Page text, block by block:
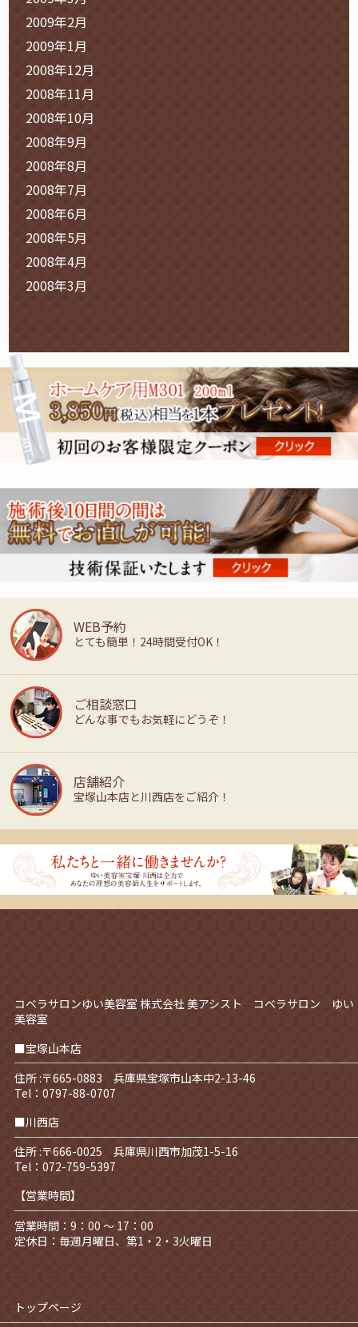
2009年2月
2009年1月
2008年12月
2008年11月
2008年10月
2008年9月
2008年8月
2008年7月
2008年6月
2008年5月
2008年4月
2008年3月
WEB予約
とても簡単！24時間受付OK！
ご相談窓口
どんな事でもお気軽にどうぞ！
店舗紹介
宝塚山本店と川西店をご紹介！
コベラサロンゆい美容室株式会社 美アシスト コベラサロン ゆい
美容室
■宝塚山本店
住所 :〒665-0883 兵庫県宝塚市山本中2-13-46
Tel：0797-88-0707
■川西店
住所 :〒666-0025 兵庫県川西市加茂1-5-16
Tel：072-759-5397
【営業時間】
営業時間：9：00 ～ 17：00
定休日：毎週月曜日、第1・2・3火曜日
トップページ